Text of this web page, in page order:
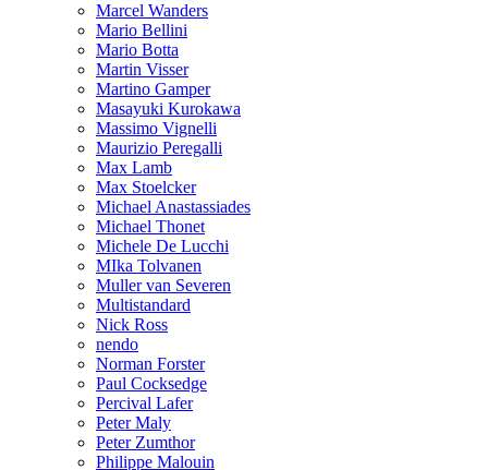
Marcel Wanders
Mario Bellini
Mario Botta
Martin Visser
Martino Gamper
Masayuki Kurokawa
Massimo Vignelli
Maurizio Peregalli
Max Lamb
Max Stoelcker
Michael Anastassiades
Michael Thonet
Michele De Lucchi
MIka Tolvanen
Muller van Severen
Multistandard
Nick Ross
nendo
Norman Forster
Paul Cocksedge
Percival Lafer
Peter Maly
Peter Zumthor
Philippe Malouin